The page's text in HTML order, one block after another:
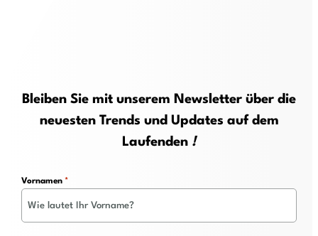
Bleiben Sie mit unserem Newsletter über die
neuesten Trends und Updates auf dem
Laufenden !
Vornamen *